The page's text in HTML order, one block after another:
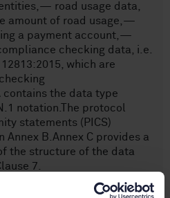
road usage data,
amount of road usage,—
a payment account,—
checking data, i.e.
which are
contains the data type
notation.The protocol
statements (PICS)
B.Annex C provides a
the structure of the data
7.